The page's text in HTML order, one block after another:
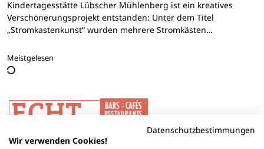
Kindertagesstätte Lübscher Mühlenberg ist ein kreatives
Verschönerungsprojekt entstanden: Unter dem Titel
„Stromkastenkunst“ wurden mehrere Stromkästen…
Meistgelesen
Datenschutzbestimmungen
Wir verwenden Cookies!